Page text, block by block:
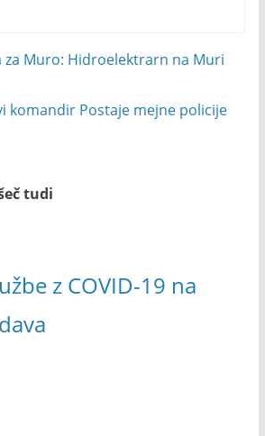
za Muro: Hidroelektrarn na Muri
komandir Postaje mejne policije
tudi
z COVID-19 na